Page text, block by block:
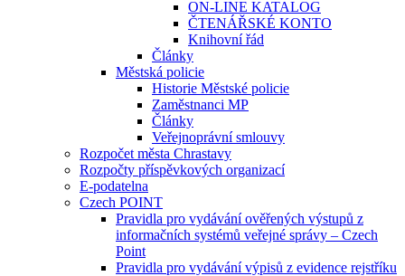
ON-LINE KATALOG
ČTENÁŘSKÉ KONTO
Knihovní řád
Články
Městská policie
Historie Městské policie
Zaměstnanci MP
Články
Veřejnoprávní smlouvy
Rozpočet města Chrastavy
Rozpočty příspěvkových organizací
E-podatelna
Czech POINT
Pravidla pro vydávání ověřených výstupů z
informačních systémů veřejné správy – Czech
Point
Pravidla pro vydávání výpisů z evidence rejstříku